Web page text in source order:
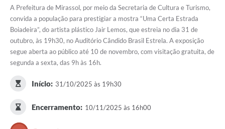
A Prefeitura de Mirassol, por meio da Secretaria de Cultura e Turismo,
convida a população para prestigiar a mostra “Uma Certa Estrada
Boiadeira”, do artista plástico Jair Lemos, que estreia no dia 31 de
outubro, às 19h30, no Auditório Cândido Brasil Estrela. A exposição
segue aberta ao público até 10 de novembro, com visitação gratuita, de
segunda a sexta, das 9h às 16h.
Início: 31/10/2025 às 19h30
Encerramento: 10/11/2025 às 16h00